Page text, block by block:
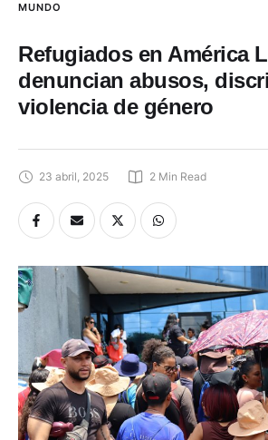
MUNDO
Refugiados en América
denuncian abusos,
violencia de género
23 abril, 2025 2 Min Read